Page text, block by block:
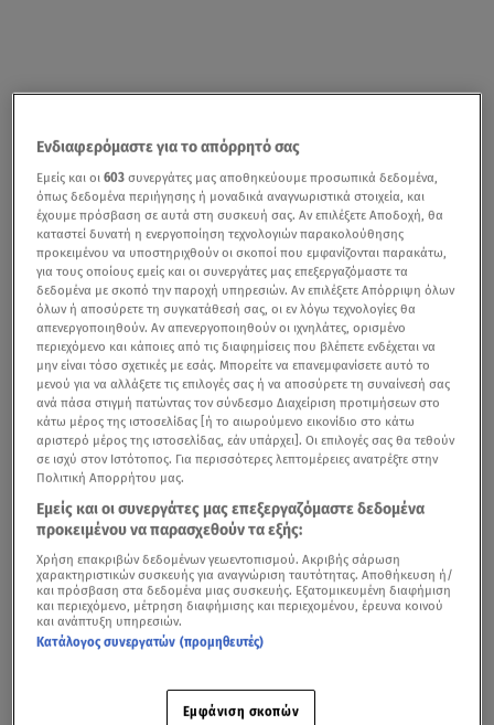
Ενδιαφερόμαστε για το απόρρητό σας
Εμείς και οι603 συνεργάτες μας αποθηκεύουμε προσωπικά δεδομένα,
όπως δεδομένα περιήγησης ή μοναδικά αναγνωριστικά στοιχεία, και
έχουμε πρόσβαση σε αυτά στη συσκευή σας. Αν επιλέξετε Αποδοχή, θα
καταστεί δυνατή η ενεργοποίηση τεχνολογιών παρακολούθησης
προκειμένου να υποστηριχθούν οι σκοποί που εμφανίζονται παρακάτω,
για τους οποίους εμείς και οι συνεργάτες μας επεξεργαζόμαστε τα
δεδομένα με σκοπό την παροχή υπηρεσιών. Αν επιλέξετε Απόρριψη όλων
όλων ή αποσύρετε τη συγκατάθεσή σας, οι εν λόγω τεχνολογίες θα
απενεργοποιηθούν. Αν απενεργοποιηθούν οι ιχνηλάτες, ορισμένο
περιεχόμενο και κάποιες από τις διαφημίσεις που βλέπετε ενδέχεται να
μην είναι τόσο σχετικές με εσάς. Μπορείτε να επανεμφανίσετε αυτό το
μενού για να αλλάξετε τις επιλογές σας ή να αποσύρετε τη συναίνεσή σας
ανά πάσα στιγμή πατώντας τον σύνδεσμο Διαχείριση προτιμήσεων στο
κάτω μέρος της ιστοσελίδας [ή το αιωρούμενο εικονίδιο στο κάτω
αριστερό μέρος της ιστοσελίδας, εάν υπάρχει]. Οι επιλογές σας θα τεθούν
σε ισχύ στον Ιστότοπος. Για περισσότερες λεπτομέρειες ανατρέξτε στην
Πολιτική Απορρήτου μας.
Εμείς και οι συνεργάτες μας επεξεργαζόμαστε δεδομένα
προκειμένου να παρασχεθούν τα εξής:
Χρήση επακριβών δεδομένων γεωεντοπισμού. Ακριβής σάρωση
χαρακτηριστικών συσκευής για αναγνώριση ταυτότητας. Αποθήκευση ή/
και πρόσβαση στα δεδομένα μιας συσκευής. Εξατομικευμένη διαφήμιση
και περιεχόμενο, μέτρηση διαφήμισης και περιεχομένου, έρευνα κοινού
και ανάπτυξη υπηρεσιών.
Κατάλογος συνεργατών (προμηθευτές)
Εμφάνιση σκοπών